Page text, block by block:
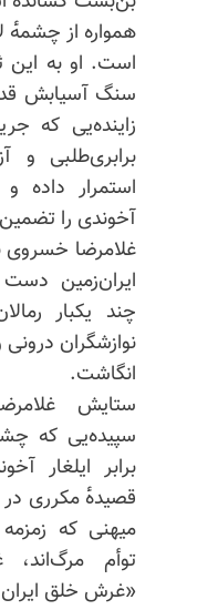
همواره از چشمه‌ٔ
است. او به این
سنگ آسیابش
زاینده‌یی که
برابری‌طلبی و
استمرار داده و
آخوندی را
غلامرضا خسروی
ایران‌زمین
چند یکبار
نوازشگران
انگاشت.
ستایش
سپیده‌یی که
برابر ایلغار
قصیده‌ٔ مکرری
میهنی که
توأم مرگ‌اند،
«غرش خلق